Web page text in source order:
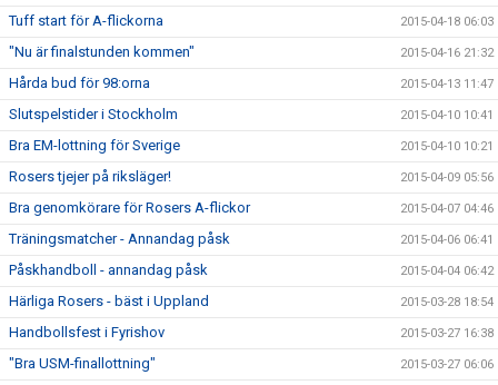
Tuff start för A-flickorna 2015-04-18 06:03
"Nu är finalstunden kommen" 2015-04-16 21:32
Hårda bud för 98:orna 2015-04-13 11:47
Slutspelstider i Stockholm 2015-04-10 10:41
Bra EM-lottning för Sverige 2015-04-10 10:21
Rosers tjejer på riksläger! 2015-04-09 05:56
Bra genomkörare för Rosers A-flickor 2015-04-07 04:46
Träningsmatcher - Annandag påsk 2015-04-06 06:41
Påskhandboll - annandag påsk 2015-04-04 06:42
Härliga Rosers - bäst i Uppland 2015-03-28 18:54
Handbollsfest i Fyrishov 2015-03-27 16:38
"Bra USM-finallottning" 2015-03-27 06:06